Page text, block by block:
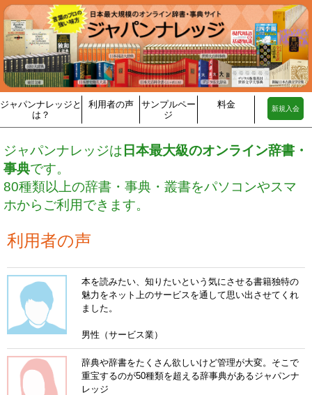
ジャパンナレッジと
は？
利用者の声
サンプルペー
ジ
料金 新規入会
ジャパンナレッジは 日本最大級のオンライン辞書・
事典です。
80種類以上の辞書・事典・叢書をパソコンやスマ
ホからご利用できます。
利用者の声
本を読みたい、知りたいという気にさせる書籍独特の
魅力をネット上のサービスを通して思い出させてくれ
ました。
男性（サービス業）
辞典や辞書をたくさん欲しいけど管理が大変。そこで
重宝するのが50種類を超える辞事典があるジャパンナ
レッジ